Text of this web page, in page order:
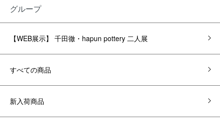
グループ
【WEB展示】 千田徹・hapun pottery 二人展
すべての商品
新入荷商品